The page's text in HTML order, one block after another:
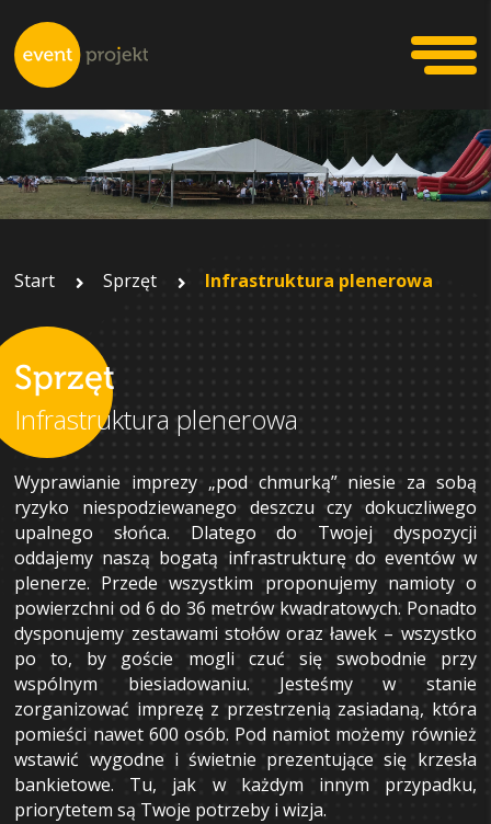
Start Sprzęt Infrastruktura plenerowa
Sprzęt
Infrastruktura plenerowa
Wyprawianie imprezy „pod chmurką” niesie za sobą
ryzyko niespodziewanego deszczu czy dokuczliwego
upalnego słońca. Dlatego do Twojej dyspozycji
oddajemy naszą bogatą infrastrukturę do eventów w
plenerze. Przede wszystkim proponujemy namioty o
powierzchni od 6 do 36 metrów kwadratowych. Ponadto
dysponujemy zestawami stołów oraz ławek – wszystko
po to, by goście mogli czuć się swobodnie przy
wspólnym biesiadowaniu. Jesteśmy w stanie
zorganizować imprezę z przestrzenią zasiadaną, która
pomieści nawet 600 osób. Pod namiot możemy również
wstawić wygodne i świetnie prezentujące się krzesła
bankietowe. Tu, jak w każdym innym przypadku,
priorytetem są Twoje potrzeby i wizja.